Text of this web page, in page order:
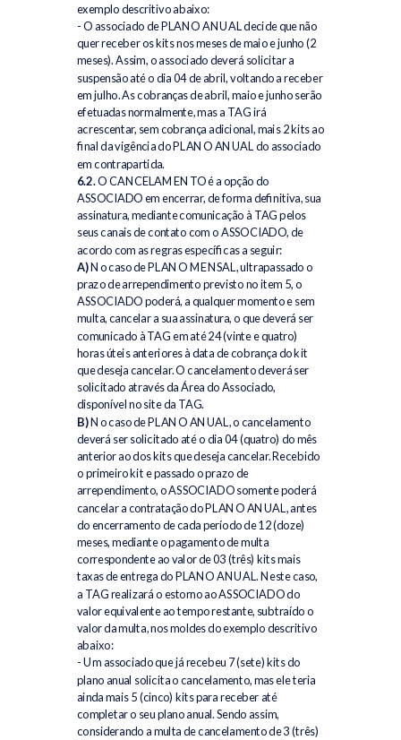
exemplo descritivo abaixo:
- O associado de PLANO ANUAL decide que não
quer receber os kits nos meses de maio e junho (2
meses). Assim, o associado deverá solicitar a
suspensão até o dia 04 de abril, voltando a receber
em julho. As cobranças de abril, maio e junho serão
efetuadas normalmente, mas a TAG irá
acrescentar, sem cobrança adicional, mais 2 kits ao
final da vigência do PLANO ANUAL do associado
em contrapartida.
6.2.O CANCELAMENTO é a opção do
ASSOCIADO em encerrar, de forma definitiva, sua
assinatura, mediante comunicação à TAG pelos
seus canais de contato com o ASSOCIADO, de
acordo com as regras específicas a seguir:
A)No caso de PLANO MENSAL, ultrapassado o
prazo de arrependimento previsto no item 5, o
ASSOCIADO poderá, a qualquer momento e sem
multa, cancelar a sua assinatura, o que deverá ser
comunicado à TAG em até 24 (vinte e quatro)
horas úteis anteriores à data de cobrança do kit
que deseja cancelar. O cancelamento deverá ser
solicitado através da Área do Associado,
disponível no site da TAG.
B)No caso de PLANO ANUAL, o cancelamento
deverá ser solicitado até o dia 04 (quatro) do mês
anterior ao dos kits que deseja cancelar. Recebido
o primeiro kit e passado o prazo de
arrependimento, o ASSOCIADO somente poderá
cancelar a contratação do PLANO ANUAL, antes
do encerramento de cada período de 12 (doze)
meses, mediante o pagamento de multa
correspondente ao valor de 03 (três) kits mais
taxas de entrega do PLANO ANUAL. Neste caso,
a TAG realizará o estorno ao ASSOCIADO do
valor equivalente ao tempo restante, subtraído o
valor da multa, nos moldes do exemplo descritivo
abaixo:
- Um associado que já recebeu 7 (sete) kits do
plano anual solicita o cancelamento, mas ele teria
ainda mais 5 (cinco) kits para receber até
completar o seu plano anual. Sendo assim,
considerando a multa de cancelamento de 3 (três)